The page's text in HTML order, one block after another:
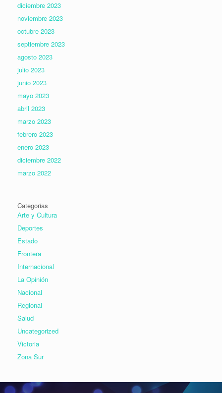
diciembre 2023
noviembre 2023
octubre 2023
septiembre 2023
agosto 2023
julio 2023
junio 2023
mayo 2023
abril 2023
marzo 2023
febrero 2023
enero 2023
diciembre 2022
marzo 2022
Categorias
Arte y Cultura
Deportes
Estado
Frontera
Internacional
La Opinión
Nacional
Regional
Salud
Uncategorized
Victoria
Zona Sur